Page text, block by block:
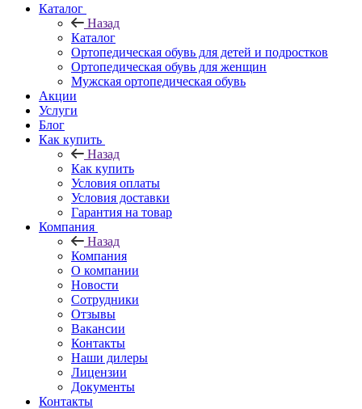
Каталог
Назад
Каталог
Ортопедическая обувь для детей и подростков
Ортопедическая обувь для женщин
Мужская ортопедическая обувь
Акции
Услуги
Блог
Как купить
Назад
Как купить
Условия оплаты
Условия доставки
Гарантия на товар
Компания
Назад
Компания
О компании
Новости
Сотрудники
Отзывы
Вакансии
Контакты
Наши дилеры
Лицензии
Документы
Контакты